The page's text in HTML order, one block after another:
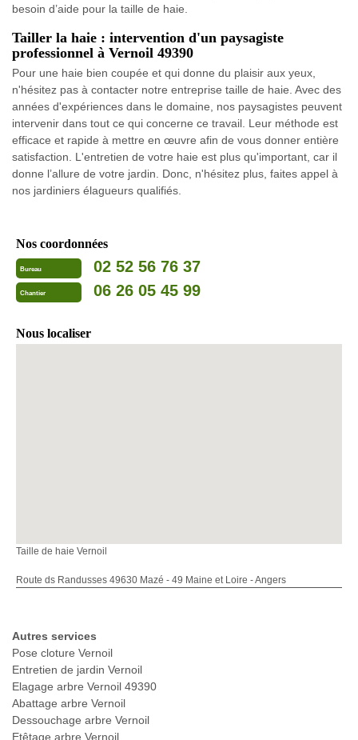
besoin d’aide pour la taille de haie.
Tailler la haie : intervention d'un paysagiste
professionnel à Vernoil 49390
Pour une haie bien coupée et qui donne du plaisir aux yeux,
n'hésitez pas à contacter notre entreprise taille de haie. Avec des
années d'expériences dans le domaine, nos paysagistes peuvent
intervenir dans tout ce qui concerne ce travail. Leur méthode est
efficace et rapide à mettre en œuvre afin de vous donner entière
satisfaction. L'entretien de votre haie est plus qu'important, car il
donne l’allure de votre jardin. Donc, n'hésitez plus, faites appel à
nos jardiniers élagueurs qualifiés.
Nos coordonnées
Bureau 02 52 56 76 37
Chantier 06 26 05 45 99
Nous localiser
Taille de haie Vernoil
Route ds Randusses 49630 Mazé - 49 Maine et Loire - Angers
Autres services
Pose cloture Vernoil
Entretien de jardin Vernoil
Elagage arbre Vernoil 49390
Abattage arbre Vernoil
Dessouchage arbre Vernoil
Etêtage arbre Vernoil